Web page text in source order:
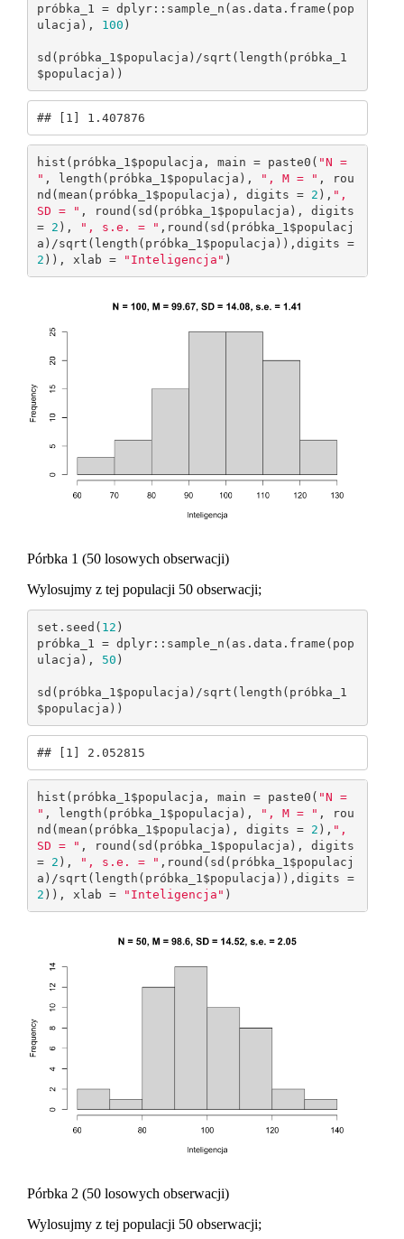
próbka_1 = dplyr::sample_n(as.data.frame(pop
ulacja), 100 )
sd(próbka_1$populacja)/sqrt(length(próbka_1
$populacja))
## [1] 1.407876
hist(próbka_1$populacja, main = paste0( "N =
" , length(próbka_1$populacja), ", M = " , rou
nd(mean(próbka_1$populacja), digits = 2 ), ",
SD = " , round(sd(próbka_1$populacja), digits
= 2 ), ", s.e. = " ,round(sd(próbka_1$populacj
a)/sqrt(length(próbka_1$populacja)),digits =
2 )), xlab = "Inteligencja" )
Pórbka 1 (50 losowych obserwacji)
Wylosujmy z tej populacji 50 obserwacji;
set.seed( 12 )
próbka_1 = dplyr::sample_n(as.data.frame(pop
ulacja), 50 )
sd(próbka_1$populacja)/sqrt(length(próbka_1
$populacja))
## [1] 2.052815
hist(próbka_1$populacja, main = paste0( "N =
" , length(próbka_1$populacja), ", M = " , rou
nd(mean(próbka_1$populacja), digits = 2 ), ",
SD = " , round(sd(próbka_1$populacja), digits
= 2 ), ", s.e. = " ,round(sd(próbka_1$populacj
a)/sqrt(length(próbka_1$populacja)),digits =
2 )), xlab = "Inteligencja" )
Pórbka 2 (50 losowych obserwacji)
Wylosujmy z tej populacji 50 obserwacji;